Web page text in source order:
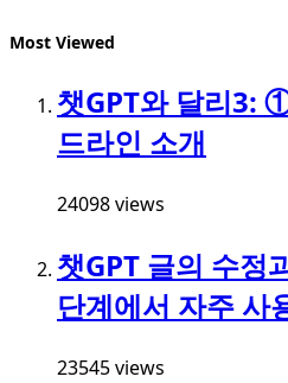
Most Viewed
챗GPT와 달리3:
드라인 소개
24098 views
챗GPT 글의 수정
단계에서 자주 사
23545 views